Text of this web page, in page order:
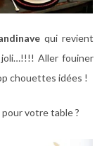
qui revient
joli…!!!! Aller fouiner
chouettes idées !
votre table ?